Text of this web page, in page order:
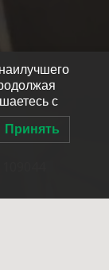
с
Принять